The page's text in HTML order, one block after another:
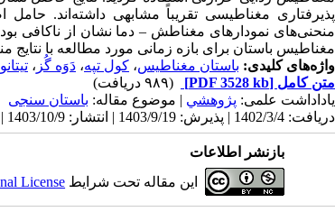
پذیرفتاری مغناطیسی تقریباً مشابهی داشته‌اند.
منحنی‌های نمودارهای مغناطش – دما نشان از ناکافی
مغناطیس باستان برای بازه زمانی مورد مطالعه با
واژه‌های کلیدی: باستان مغناطیس، کول تپه، دَوَه گُز ،
متن کامل [PDF 3528 kb]
(۹۸۹ دریافت)
یاداداشت علمی: پژوهشي | موضوع مقاله: باستان سنجی
دریافت: 1402/3/4 | پذیرش: 1403/9/19 | انتشار: 1403/10/9 | انتشار الکترونیک: 1403/10/9
بازنشر اطلاعات
این مقاله تحت شرایط License